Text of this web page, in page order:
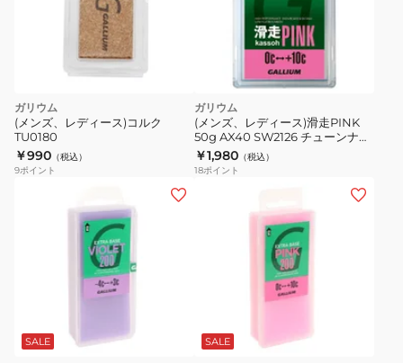
ガリウム
(メンズ、レディース)コルク
TU0180
￥990 （税込）
9ポイント
ガリウム
(メンズ、レディース)滑走PINK
50g AX40 SW2126 チューンナッ
プ メンテナンス ワックス 固形 ス
キー スノーボード
￥1,980 （税込）
18ポイント
SALE SALE